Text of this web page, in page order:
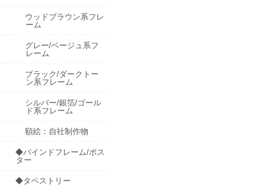
ウッドブラウン系フレ
ーム
グレー/ベージュ系フ
レーム
ブラック/ダークトー
ン系フレーム
シルバー/銀箔/ゴール
ド系フレーム
額絵：自社制作物
◆バインドフレーム/ポス
ター
◆タペストリー